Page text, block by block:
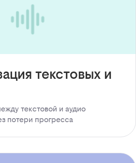
текстовых и
текстовой и аудио
потери прогресса